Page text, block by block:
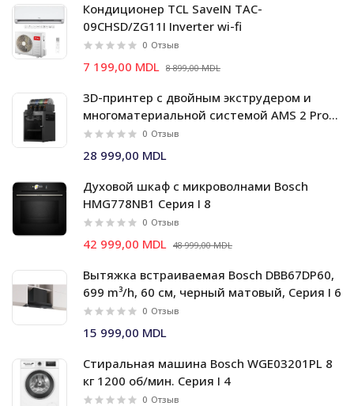
Кондиционер TCL SaveIN TAC-
09CHSD/ZG11I Inverter wi-fi
0 Отзыв
7 199,00 MDL 8 899,00 MDL
3D-принтер с двойным экструдером и
многоматериальной системой AMS 2 Pro
Bambu Lab X2D Combo
0 Отзыв
28 999,00 MDL
Духовой шкаф c микроволнами Bosch
HMG778NB1 Серия I 8
0 Отзыв
42 999,00 MDL 48 999,00 MDL
Вытяжка встраиваемая Bosch DBB67DP60,
699 m³/h, 60 см, черный матовый, Серия I 6
0 Отзыв
15 999,00 MDL
Стиральная машина Bosch WGE03201PL 8
кг 1200 об/мин. Серия I 4
0 Отзыв